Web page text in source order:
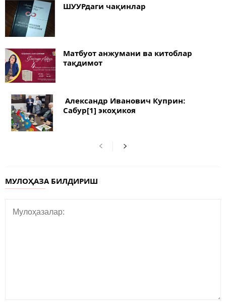
ШУУРдаги чақинлар
Матбуот анжумани ва китоблар
тақдимот
Александр Иванович Куприн:
Сабур[1] экоҳикоя
МУЛОҲАЗА БИЛДИРИШ